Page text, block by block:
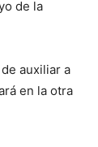
de la
auxiliar a
en la otra